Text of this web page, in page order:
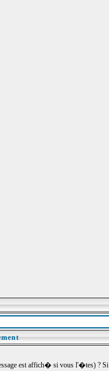
est affich� si vous l'�tes) ? Si